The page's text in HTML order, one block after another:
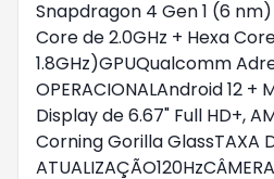
Snapdragon 4 Gen 1 (6
Core de 2.0GHz + Hexa
1.8GHz)GPUQualcomm
OPERACIONALAndroid 12 +
Display de 6.67" Full HD+,
Corning Gorilla GlassTAXA